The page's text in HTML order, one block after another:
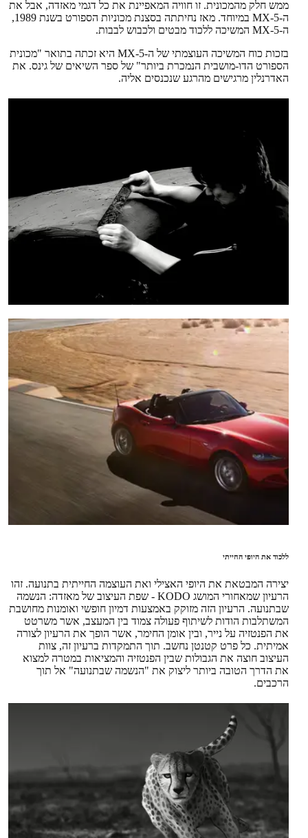
ממש חלק מהמכונית. זו חוויה המאפיינת את כל דגמי מאזדה, אבל את
ה-MX-5 במיוחד. מאז נחיתתה בסצנת מכוניות הספורט בשנת 1989,
בזכות כוח המשיכה העוצמתי של ה-MX-5 היא זכתה בתואר "מכונית
הספורט הדו-מושבית הנמכרת ביותר" של ספר השיאים של גינס. את
האדרנלין מרגישים מהרגע שנכנסים אליה.
ללכוד את היופי החייתי
יצירה המבטאת את היופי האצילי ואת העוצמה החייתית בתנועה. זהו
הרעיון שמאחורי המושג KODO - שפת העיצוב של מאזדה: הנשמה
שבתנועה. הרעיון הזה מזוקק באמצעות דמיון חופשי ואומנות מחושבת
המשתלבות הודות לשיתוף פעולה צמוד בין המעצב, אשר משרטט
את הפנטזיה על נייר, ובין אומן החימר, אשר הופך את הרעיון לצורה
אמיתית. כל פרט קטנטן נחשב. תוך התמקדות ברעיון זה, צוות
העיצוב חוצה את הגבולות שבין הפנטזיה והמציאות במטרה למצוא
את הדרך הטובה ביותר ליצוק את "הנשמה שבתנועה" אל תוך
הרכבים.